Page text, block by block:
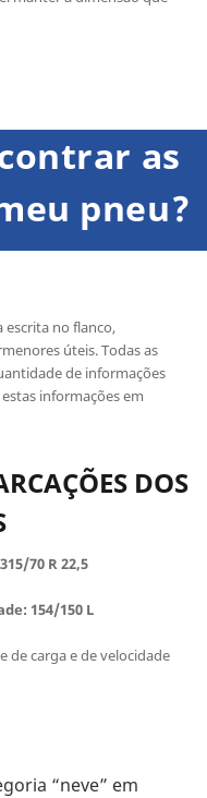
as
pneu?
escrita no flanco,
úteis. Todas as
de informações
informações em
DOS
315/70 R 22,5
154/150 L
de carga e de velocidade
“neve” em